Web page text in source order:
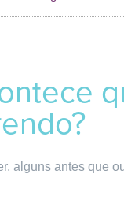
alguns antes que